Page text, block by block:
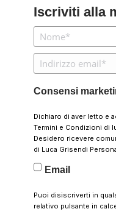
Iscriviti alla
Consensi
Dichiaro di aver letto e
Termini e Condizioni di
Desidero ricevere
di Luca Grisendi
Email
Puoi disiscriverti in
relativo pulsante in